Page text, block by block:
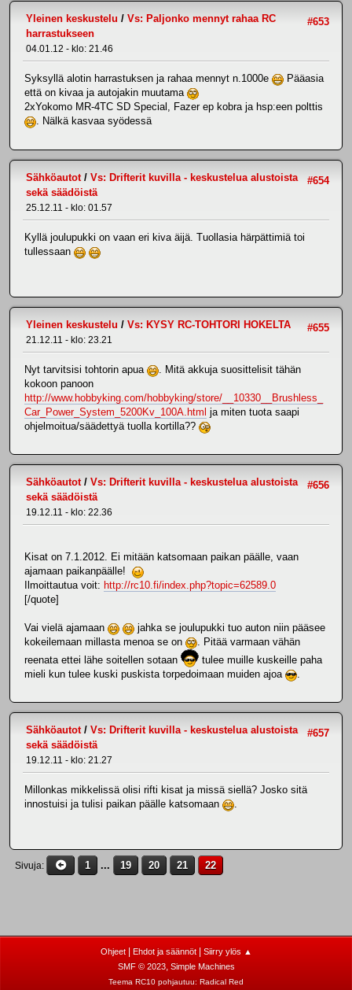
#653
Yleinen keskustelu / Vs: Paljonko mennyt rahaa RC
harrastukseen
04.01.12 - klo: 21.46
Syksyllä alotin harrastuksen ja rahaa mennyt n.1000e
Pääasia
että on kivaa ja autojakin muutama
2xYokomo MR-4TC SD Special, Fazer ep kobra ja hsp:een polttis
. Nälkä kasvaa syödessä
#654
Sähköautot/ Vs: Drifterit kuvilla - keskustelua alustoista
sekä säädöistä
25.12.11 - klo: 01.57
Kyllä joulupukki on vaan eri kiva äijä. Tuollasia härpättimiä toi
tullessaan
#655
Yleinen keskustelu / Vs: KYSY RC-TOHTORI HOKELTA
21.12.11 - klo: 23.21
Nyt tarvitsisi tohtorin apua
. Mitä akkuja suosittelisit tähän
kokoon panoon
http://www.hobbyking.com/hobbyking/store/__10330__Brushless_
Car_Power_System_5200Kv_100A.html ja miten tuota saapi
ohjelmoitua/säädettyä tuolla kortilla??
#656
Sähköautot/ Vs: Drifterit kuvilla - keskustelua alustoista
sekä säädöistä
19.12.11 - klo: 22.36
Kisat on 7.1.2012. Ei mitään katsomaan paikan päälle, vaan
ajamaan paikanpäälle!
Ilmoittautua voit: http://rc10.fi/index.php?topic=62589.0
[/quote]
Vai vielä ajamaan
jahka se joulupukki tuo auton niin pääsee
kokeilemaan millasta menoa se on
. Pitää varmaan vähän
reenata ettei lähe soitellen sotaan
tulee muille kuskeille paha
mieli kun tulee kuski puskista torpedoimaan muiden ajoa
#657
Sähköautot/ Vs: Drifterit kuvilla - keskustelua alustoista
sekä säädöistä
19.12.11 - klo: 21.27
Millonkas mikkelissä olisi rifti kisat ja missä siellä? Josko sitä
innostuisi ja tulisi paikan päälle katsomaan
.
Sivuja 1 ... 19 20 21 22
Ohjeet| Ehdot ja säännöt|
Siirry ylös ▲
SMF © 2023, Simple Machines
Teema RC10 pohjautuu: Radical Red